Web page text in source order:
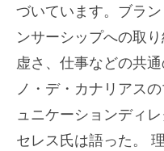
づいています。ブラ
ンサーシップへの取
虚さ、仕事などの共
ノ・デ・カナリアス
ュニケーションディ
セレス氏は語った。